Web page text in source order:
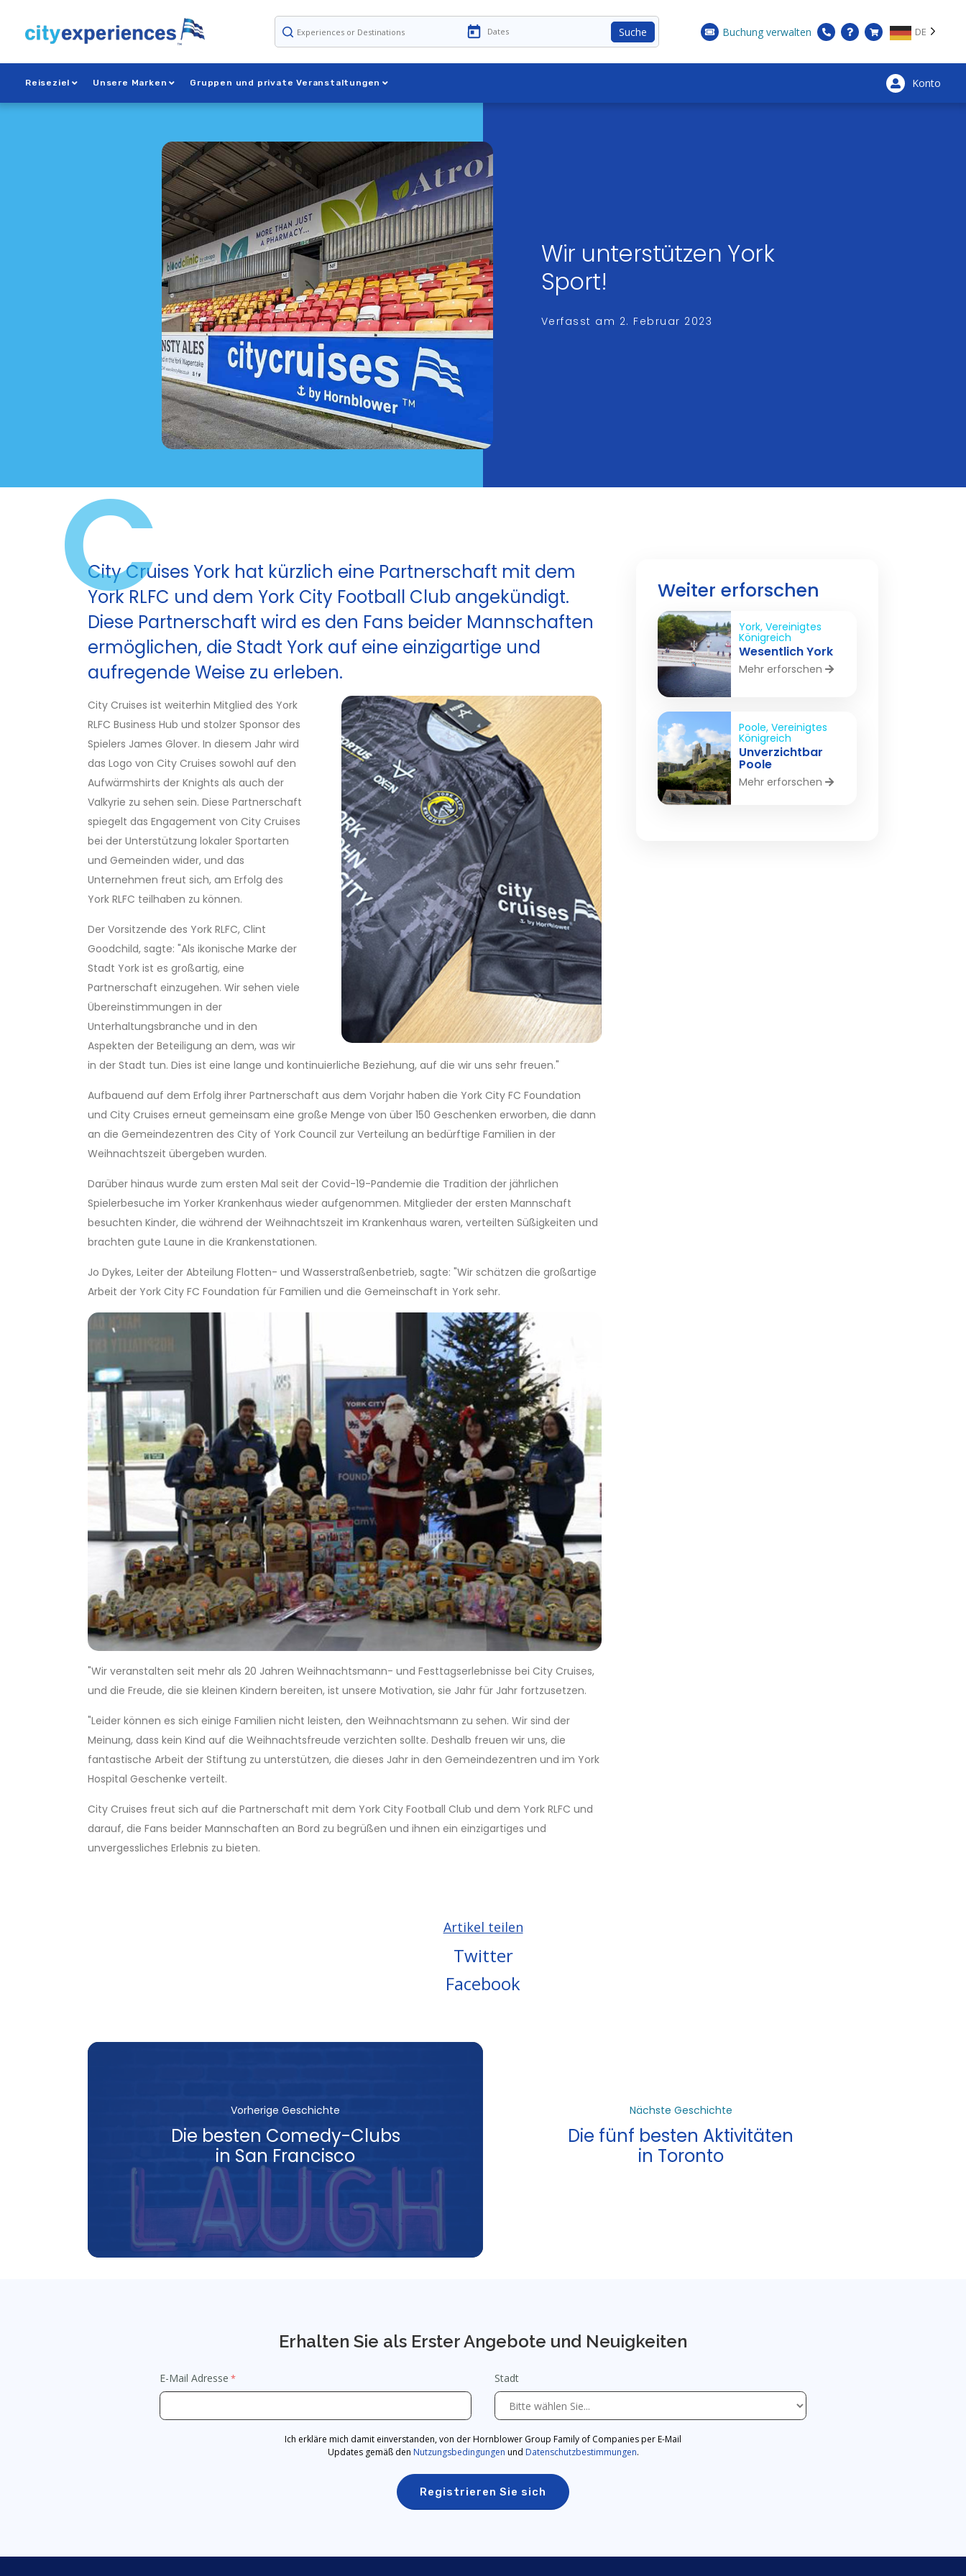
springen
Suche Buchung verwalten DE
Reiseziel Unsere Marken Gruppen und private Veranstaltungen Konto
Wir unterstützen York
Sport!
Verfasst am 2. Februar 2023
C
City Cruises York hat kürzlich eine Partnerschaft mit dem
York RLFC und dem York City Football Club angekündigt.
Diese Partnerschaft wird es den Fans beider Mannschaften
ermöglichen, die Stadt York auf eine einzigartige und
aufregende Weise zu erleben.
City Cruises ist weiterhin Mitglied des York
RLFC Business Hub und stolzer Sponsor des
Spielers James Glover. In diesem Jahr wird
das Logo von City Cruises sowohl auf den
Aufwärmshirts der Knights als auch der
Valkyrie zu sehen sein. Diese Partnerschaft
spiegelt das Engagement von City Cruises
bei der Unterstützung lokaler Sportarten
und Gemeinden wider, und das
Unternehmen freut sich, am Erfolg des
York RLFC teilhaben zu können.
Der Vorsitzende des York RLFC, Clint
Goodchild, sagte: "Als ikonische Marke der
Stadt York ist es großartig, eine
Partnerschaft einzugehen. Wir sehen viele
Übereinstimmungen in der
Unterhaltungsbranche und in den
Aspekten der Beteiligung an dem, was wir
in der Stadt tun. Dies ist eine lange und kontinuierliche Beziehung, auf die wir uns sehr freuen."
Aufbauend auf dem Erfolg ihrer Partnerschaft aus dem Vorjahr haben die York City FC Foundation
und City Cruises erneut gemeinsam eine große Menge von über 150 Geschenken erworben, die dann
an die Gemeindezentren des City of York Council zur Verteilung an bedürftige Familien in der
Weihnachtszeit übergeben wurden.
Darüber hinaus wurde zum ersten Mal seit der Covid-19-Pandemie die Tradition der jährlichen
Spielerbesuche im Yorker Krankenhaus wieder aufgenommen. Mitglieder der ersten Mannschaft
besuchten Kinder, die während der Weihnachtszeit im Krankenhaus waren, verteilten Süßigkeiten und
brachten gute Laune in die Krankenstationen.
Jo Dykes, Leiter der Abteilung Flotten- und Wasserstraßenbetrieb, sagte: "Wir schätzen die großartige
Arbeit der York City FC Foundation für Familien und die Gemeinschaft in York sehr.
"Wir veranstalten seit mehr als 20 Jahren Weihnachtsmann- und Festtagserlebnisse bei City Cruises,
und die Freude, die sie kleinen Kindern bereiten, ist unsere Motivation, sie Jahr für Jahr fortzusetzen.
"Leider können es sich einige Familien nicht leisten, den Weihnachtsmann zu sehen. Wir sind der
Meinung, dass kein Kind auf die Weihnachtsfreude verzichten sollte. Deshalb freuen wir uns, die
fantastische Arbeit der Stiftung zu unterstützen, die dieses Jahr in den Gemeindezentren und im York
Hospital Geschenke verteilt.
City Cruises freut sich auf die Partnerschaft mit dem York City Football Club und dem York RLFC und
darauf, die Fans beider Mannschaften an Bord zu begrüßen und ihnen ein einzigartiges und
unvergessliches Erlebnis zu bieten.
Weiter erforschen
York, Vereinigtes
Königreich
Wesentlich York
Mehr erforschen
Poole, Vereinigtes
Königreich
Unverzichtbar
Poole
Mehr erforschen
Artikel teilen
Twitter
Facebook
Vorherige Geschichte
Die besten Comedy-Clubs
in San Francisco
Nächste Geschichte
Die fünf besten Aktivitäten
in Toronto
Erhalten Sie als Erster Angebote und Neuigkeiten
E-Mail Adresse Stadt
Ich erkläre mich damit einverstanden, von der Hornblower Group Family of Companies per E-Mail
Updates gemäß den Nutzungsbedingungen und Datenschutzbestimmungen.